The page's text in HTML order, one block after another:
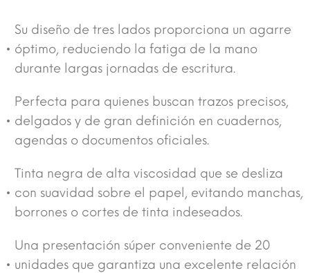
Su diseño de tres lados proporciona un agarre
óptimo, reduciendo la fatiga de la mano
durante largas jornadas de escritura.
Perfecta para quienes buscan trazos precisos,
delgados y de gran definición en cuadernos,
agendas o documentos oficiales.
Tinta negra de alta viscosidad que se desliza
con suavidad sobre el papel, evitando manchas,
borrones o cortes de tinta indeseados.
Una presentación súper conveniente de 20
unidades que garantiza una excelente relación